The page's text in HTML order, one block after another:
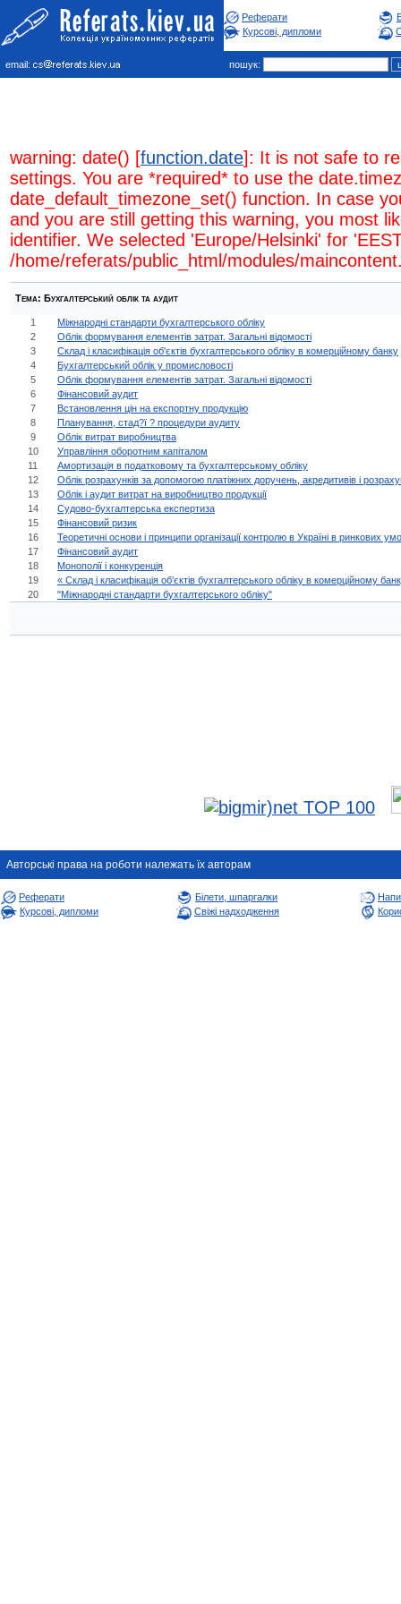
Реферати
Курсові, дипломи
email: пошук:
warning: date() [function.date]: It is not safe to
settings. You are *required* to use the
date_default_timezone_set() function. In case
and you are still getting this warning, you most
identifier. We selected 'Europe/Helsinki' for
/home/referats/public_html/modules/
Тема: Бухгалтерський облiк та аудит
1
Міжнародні стандарти бухгалтерського обліку
2
Облік формування елементів затрат. Загальні відомості
3
Склад і класифікація об'єктів бухгалтерського обліку в комерційному банку
4
Бухгалтерський облік у промисловості
5
Облік формування елементів затрат. Загальні відомості
6
Фінансовий аудит
7
Встановлення цін на експортну продукцію
8
Планування, стад?ї ? процедури аудиту
9
Облік витрат виробництва
10
Управління оборотним капіталом
11
Амортизація в податковому та бухгалтерському обліку
12
Облік розрахунків за допомогою платіжних доручень, акредитивів і
13
Облік і аудит витрат на виробництво продукції
14
Судово-бухгалтерська експертиза
15
Фінансовий ризик
16
Теоретичні основи і принципи організації контролю в Україні в ринкових
17
Фінансовий аудит
18
Монополії і конкуренція
19
« Склад і класифікація об’єктів бухгалтерського обліку в комерційному
20
"Міжнародні стандарти бухгалтерського обліку"
Авторськi права на роботи належать їх авторам
Реферати Білети, шпаргалки
Курсові, дипломи
Свіжі надходження